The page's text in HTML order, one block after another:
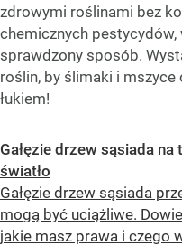
zdrowymi roślinami bez
chemicznych
sprawdzony sposób.
roślin, by ślimaki i
łukiem!
Gałęzie drzew sąsiada
światło
Gałęzie drzew sąsiada
mogą być uciążliwe.
jakie masz prawa i czego